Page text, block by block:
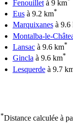
Fenouilletà 9 km
Eusà 9.2 km*
Marquixanesà 9.6
Montalba-le-
Lansacà 9.6 km*
Ginclaà 9.6 km*
Lesquerdeà 9.7
*Distance calculée à